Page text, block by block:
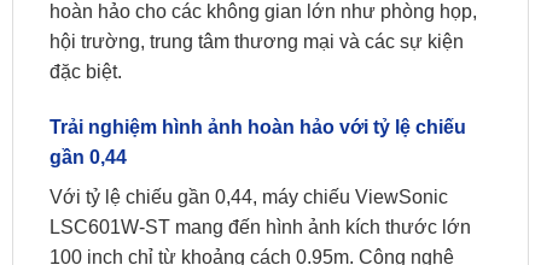
hoàn hảo cho các không gian lớn như phòng họp,
hội trường, trung tâm thương mại và các sự kiện
đặc biệt.
Trải nghiệm hình ảnh hoàn hảo với tỷ lệ chiếu
gần 0,44
Với tỷ lệ chiếu gần 0,44, máy chiếu ViewSonic
LSC601W-ST mang đến hình ảnh kích thước lớn
100 inch chỉ từ khoảng cách 0.95m. Công nghệ